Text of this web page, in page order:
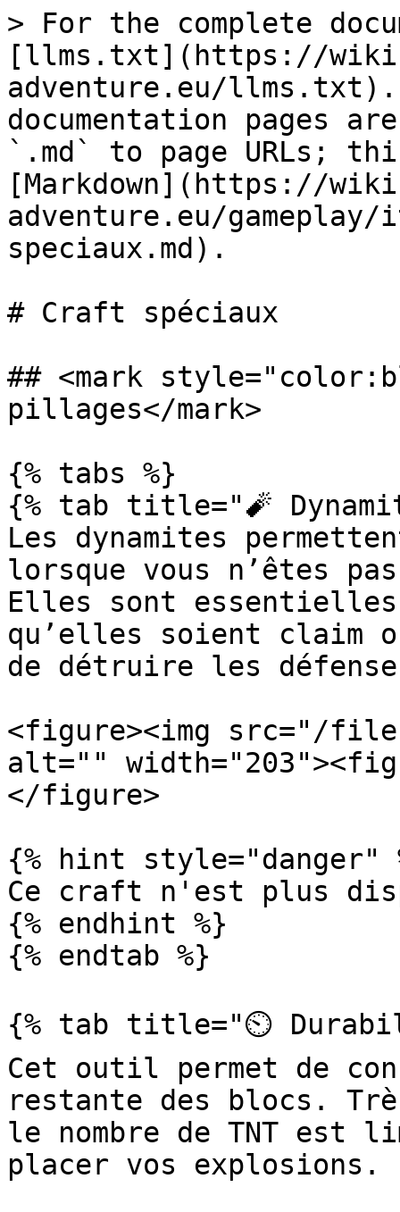
> For the complete
[llms.txt](https://
adventure.eu/llms.txt).
documentation pages
`.md` to page URLs;
[Markdown](https://
adventure.eu/
speciaux.md).
# Craft spéciaux
## <mark
pillages</mark>
{% tabs %}
{% tab title="🧨
Les dynamites
lorsque vous n’êtes
Elles sont
qu’elles soient claim
de détruire les
<figure><img src="/
alt=""
</figure>
{% hint style="danger"
Ce craft n'est plus
{% endhint %}
{% endtab %}
{% tab title="⏲️
Cet outil permet de
restante des blocs.
le nombre de TNT est
placer vos explosions.